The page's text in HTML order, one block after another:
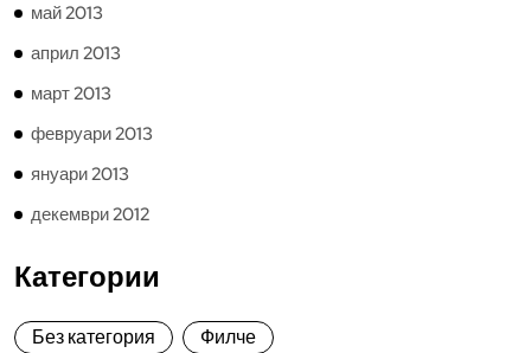
май 2013
април 2013
март 2013
февруари 2013
януари 2013
декември 2012
Категории
Без категория Филче